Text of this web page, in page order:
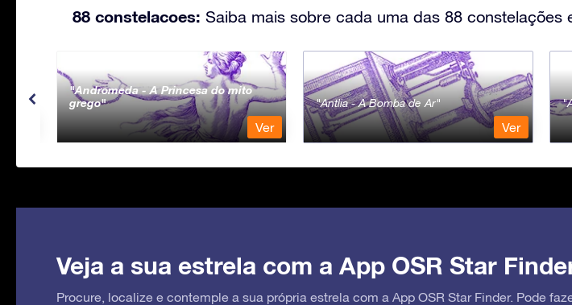
88 constelacoes: Saiba mais sobre cada uma das 88 constelações
Andromeda - A Princesa do mito
grego
Ver
Antlia - A Bomba de Ar
Ver
Veja a sua estrela com a App OSR Star
Procure, localize e contemple a sua própria estrela com a App OSR Star Finder. Pode